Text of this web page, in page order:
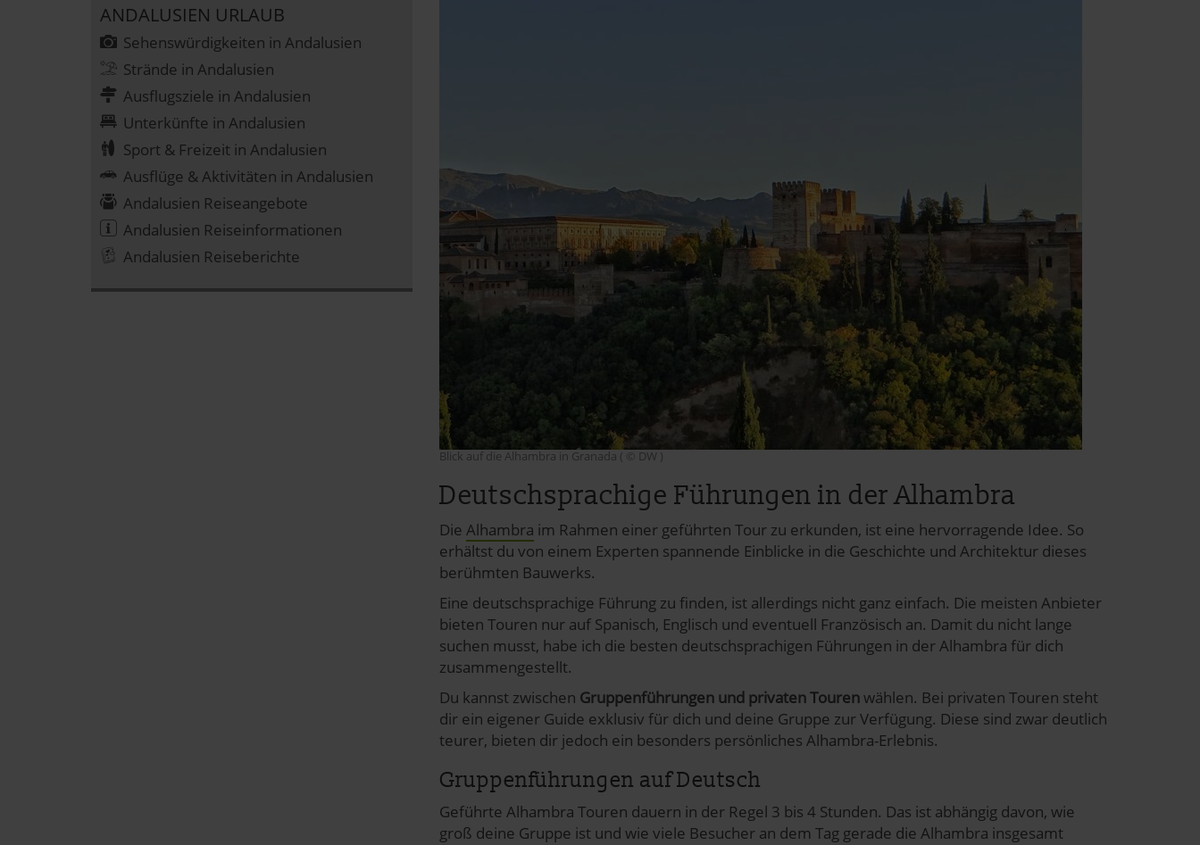
Blick auf die Alhambra in Granada ( © DW )
Deutschsprachige Führungen in der Alhambra
Die Alhambra im Rahmen einer geführten Tour zu erkunden, ist eine hervorragende Idee. So
erhältst du von einem Experten spannende Einblicke in die Geschichte und Architektur dieses
berühmten Bauwerks.
Eine deutschsprachige Führung zu finden, ist allerdings nicht ganz einfach. Die meisten Anbieter
bieten Touren nur auf Spanisch, Englisch und eventuell Französisch an. Damit du nicht lange
suchen musst, habe ich die besten deutschsprachigen Führungen in der Alhambra für dich
zusammengestellt.
Du kannst zwischen Gruppenführungen und privaten Tourenwählen. Bei privaten Touren steht
dir ein eigener Guide exklusiv für dich und deine Gruppe zur Verfügung. Diese sind zwar deutlich
teurer, bieten dir jedoch ein besonders persönliches Alhambra-Erlebnis.
Gruppenführungen auf Deutsch
Geführte Alhambra Touren dauern in der Regel 3 bis 4 Stunden. Das ist abhängig davon, wie
groß deine Gruppe ist und wie viele Besucher an dem Tag gerade die Alhambra insgesamt
ANDALUSIEN URLAUB
Sehenswürdigkeiten in Andalusien
Strände in Andalusien
Ausflugsziele in Andalusien
Unterkünfte in Andalusien
Sport & Freizeit in Andalusien
Ausflüge & Aktivitäten in Andalusien
Andalusien Reiseangebote
Andalusien Reiseinformationen
Andalusien Reiseberichte